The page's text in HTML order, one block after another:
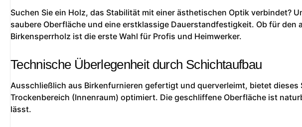
Suchen Sie ein Holz, das Stabilität mit einer ästhetischen Optik verbindet?
saubere Oberfläche und eine erstklassige Dauerstandfestigkeit. Ob für
Birkensperrholz ist die erste Wahl für Profis und Heimwerker.
Technische Überlegenheit durch Schichtaufbau
Ausschließlich aus Birkenfurnieren gefertigt und querverleimt, bietet
Trockenbereich (Innenraum) optimiert. Die geschliffene Oberfläche ist
lässt.